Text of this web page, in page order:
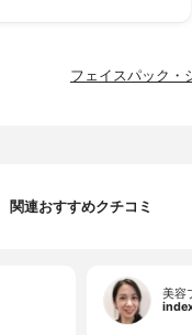
フェイスパック・
関連おすすめクチコミ
美容